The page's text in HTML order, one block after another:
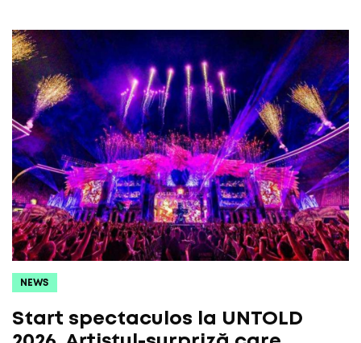
NEWS
Start spectaculos la UNTOLD